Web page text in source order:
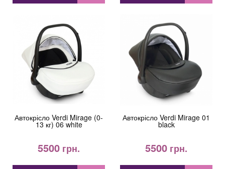
Автокрісло Verdi Mirage (0-
13 кг) 06 white
5500 грн.
Автокрісло Verdi Mirage 01
black
5500 грн.